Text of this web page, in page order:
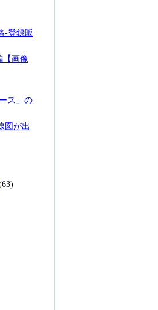
‐登録販
【画像
ス」の
図が出